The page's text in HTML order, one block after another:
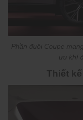
Phần đuôi Coupe
ưu khí
Thiết